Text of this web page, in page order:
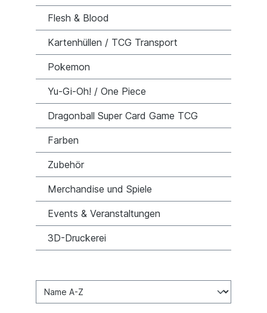
Flesh & Blood
Kartenhüllen / TCG Transport
Pokemon
Yu-Gi-Oh! / One Piece
Dragonball Super Card Game TCG
Farben
Zubehör
Merchandise und Spiele
Events & Veranstaltungen
3D-Druckerei